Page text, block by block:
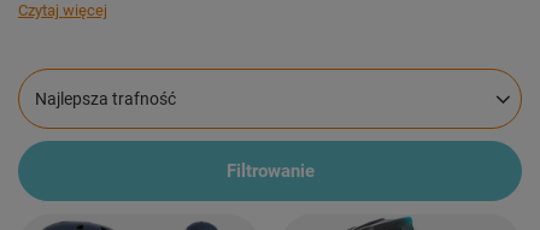
Czytaj więcej
Zmień sortowanie
Najlepsza trafność
Filtrowanie